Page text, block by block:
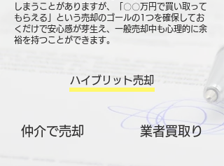
しまうことがありますが、「〇〇万円で買い取って
もらえる」という売却のゴールの1つを確保してお
くだけで安心感が芽生え、一般売却中も心理的に余
裕を持つことができます。
ハイブリット売却
仲介で売却 ​業者買取り